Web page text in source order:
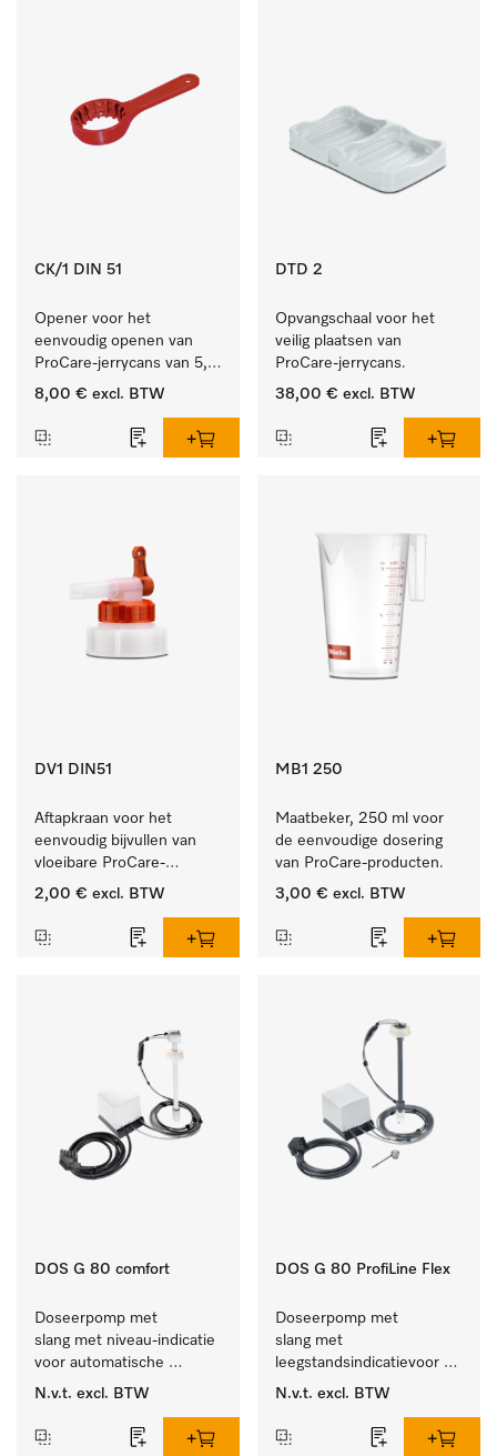
CK/1 DIN 51
Opener voor het
eenvoudig openen van
ProCare-jerrycans van 5,
10 en 20 l.
8,00 € excl. BTW
DTD 2
Opvangschaal voor het
veilig plaatsen van
ProCare-jerrycans.
38,00 € excl. BTW
DV1 DIN51
Aftapkraan voor het
eenvoudig bijvullen van
vloeibare ProCare-
producten.
2,00 € excl. BTW
MB1 250
Maatbeker, 250 ml voor
de eenvoudige dosering
van ProCare-producten.
3,00 € excl. BTW
DOS G 80 comfort
Doseerpomp met
slang met niveau-indicatie
voor automatische
dosering van vloeibare
N.v.t. excl. BTW
DOS G 80 ProfiLine Flex
Doseerpomp met
slang met
leegstandsindicatievoor
de autom. dosering van
N.v.t. excl. BTW